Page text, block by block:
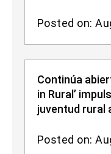
Posted on:
Continúa
in Rural’
juventud rural
Posted on: